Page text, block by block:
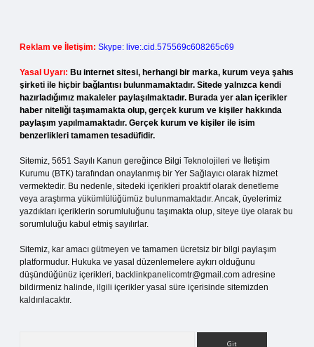
Reklam ve İletişim: Skype: live:.cid.575569c608265c69
Yasal Uyarı: Bu internet sitesi, herhangi bir marka, kurum veya şahıs
şirketi ile hiçbir bağlantısı bulunmamaktadır. Sitede yalnızca kendi
hazırladığımız makaleler paylaşılmaktadır. Burada yer alan içerikler
haber niteliği taşımamakta olup, gerçek kurum ve kişiler hakkında
paylaşım yapılmamaktadır. Gerçek kurum ve kişiler ile isim
benzerlikleri tamamen tesadüfidir.
Sitemiz, 5651 Sayılı Kanun gereğince Bilgi Teknolojileri ve İletişim
Kurumu (BTK) tarafından onaylanmış bir Yer Sağlayıcı olarak hizmet
vermektedir. Bu nedenle, sitedeki içerikleri proaktif olarak denetleme
veya araştırma yükümlülüğümüz bulunmamaktadır. Ancak, üyelerimiz
yazdıkları içeriklerin sorumluluğunu taşımakta olup, siteye üye olarak bu
sorumluluğu kabul etmiş sayılırlar.
Sitemiz, kar amacı gütmeyen ve tamamen ücretsiz bir bilgi paylaşım
platformudur. Hukuka ve yasal düzenlemelere aykırı olduğunu
düşündüğünüz içerikleri, backlinkpanelicomtr@gmail.com adresine
bildirmeniz halinde, ilgili içerikler yasal süre içerisinde sitemizden
kaldırılacaktır.